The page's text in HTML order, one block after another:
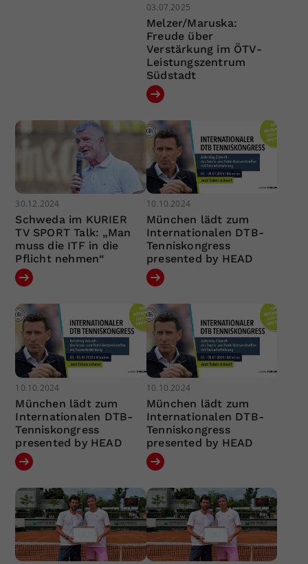
03.07.2025
Melzer/Maruska:
Freude über
Verstärkung im ÖTV-
Leistungszentrum
Südstadt
30.12.2024
Schweda im KURIER
TV SPORT Talk: „Man
muss die ITF in die
Pflicht nehmen“
10.10.2024
München lädt zum
Internationalen DTB-
Tenniskongress
presented by HEAD
10.10.2024
München lädt zum
Internationalen DTB-
Tenniskongress
presented by HEAD
10.10.2024
München lädt zum
Internationalen DTB-
Tenniskongress
presented by HEAD